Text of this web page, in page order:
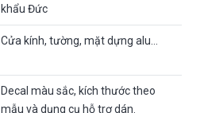
khẩu Đức
Cửa kính, tường, mặt dựng alu…
Decal màu sắc, kích thước theo
mẫu và dụng cụ hỗ trợ dán.